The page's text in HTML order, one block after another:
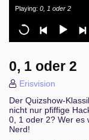
KI-Karma next
Open, Large,
Das weiß doch
Retro-Chips
Playing: 0, 1 oder 2
0, 1 oder 2
Erisvision
Der Quizshow-
nicht nur pfiffige
0, 1 oder 2? Wer es
Nerd!